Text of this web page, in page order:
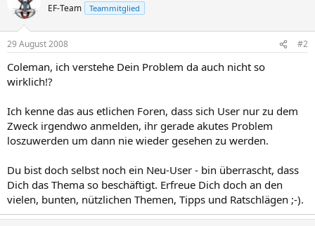
EF-Team Teammitglied
29 August 2008 #2
Coleman, ich verstehe Dein Problem da auch nicht so
wirklich!?
Ich kenne das aus etlichen Foren, dass sich User nur zu dem
Zweck irgendwo anmelden, ihr gerade akutes Problem
loszuwerden um dann nie wieder gesehen zu werden.
Du bist doch selbst noch ein Neu-User - bin überrascht, dass
Dich das Thema so beschäftigt. Erfreue Dich doch an den
vielen, bunten, nützlichen Themen, Tipps und Ratschlägen ;-).